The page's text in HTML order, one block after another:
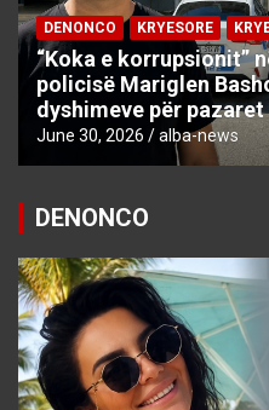
DENONCO KRYESORE
“Koka e korrupsionit”
policisë Mariglen
dyshimeve për
June 30, 2026 alba-news
DENONCO